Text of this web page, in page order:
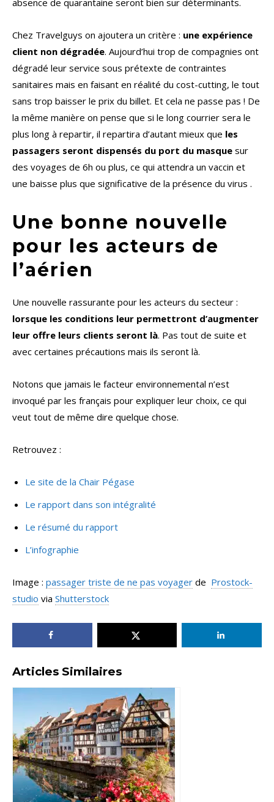
absence de quarantaine seront bien sur déterminants.
Chez Travelguys on ajoutera un critère : une expérience
client non dégradée. Aujourd’hui trop de compagnies ont
dégradé leur service sous prétexte de contraintes
sanitaires mais en faisant en réalité du cost-cutting, le tout
sans trop baisser le prix du billet. Et cela ne passe pas ! De
la même manière on pense que si le long courrier sera le
plus long à repartir, il repartira d’autant mieux que les
passagers seront dispensés du port du masque sur
des voyages de 6h ou plus, ce qui attendra un vaccin et
une baisse plus que significative de la présence du virus .
Une bonne nouvelle
pour les acteurs de
l’aérien
Une nouvelle rassurante pour les acteurs du secteur :
lorsque les conditions leur permettront d’augmenter
leur offre leurs clients seront là. Pas tout de suite et
avec certaines précautions mais ils seront là.
Notons que jamais le facteur environnemental n’est
invoqué par les français pour expliquer leur choix, ce qui
veut tout de même dire quelque chose.
Retrouvez :
Le site de la Chair Pégase
Le rapport dans son intégralité
Le résumé du rapport
L’infographie
Image : passager triste de ne pas voyager de Prostock-
studio via Shutterstock
Articles Similaires